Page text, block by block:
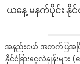
ယနေ့ မနက်ပိုင်း နိုင်
အနည်းငယ် အတက်ပြအပြီ
နိုင်ငံခြားငွေလဲနှုန်းမျာ